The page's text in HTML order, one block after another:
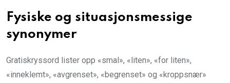
Fysiske og situasjonsmessige
synonymer
Gratiskryssord lister opp «smal», «liten», «for liten»,
«inneklemt», «avgrenset», «begrenset» og «kroppsnær»